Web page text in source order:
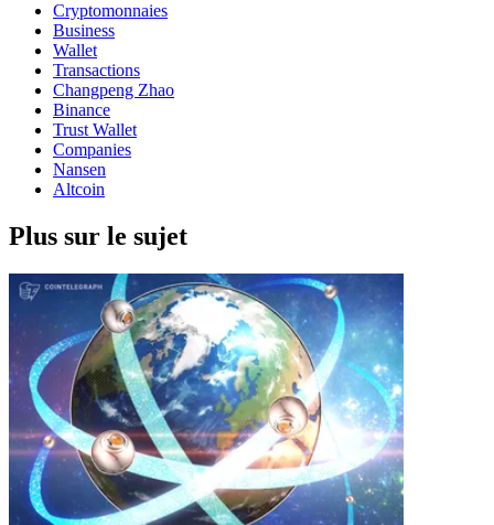
Cryptomonnaies
Business
Wallet
Transactions
Changpeng Zhao
Binance
Trust Wallet
Companies
Nansen
Altcoin
Plus sur le sujet